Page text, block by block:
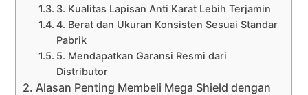
3. Kualitas Lapisan Anti Karat Lebih Terjamin
4. Berat dan Ukuran Konsisten Sesuai Standar
Pabrik
5. Mendapatkan Garansi Resmi dari
Distributor
Alasan Penting Membeli Mega Shield dengan